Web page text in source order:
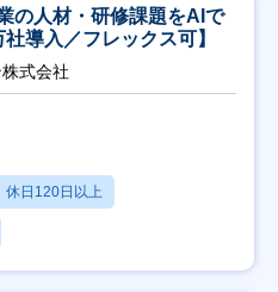
の人材・研修課題をAIで
導入／フレックス可】
式会社
休日120日以上